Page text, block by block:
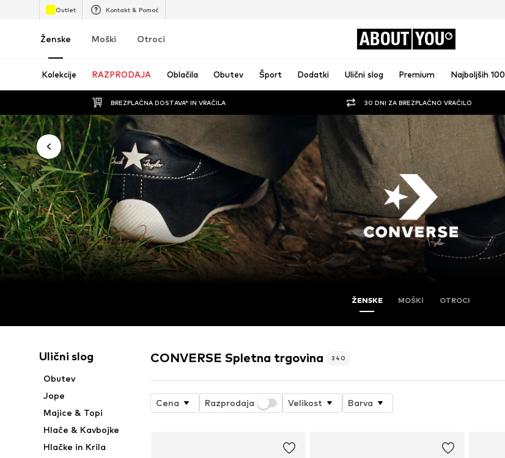
Outlet Kontakt & Pomoč
Ženske Moški Otroci ABOUT YOU
Kolekcije RAZPRODAJA Oblačila Obutev Šport Dodatki Ulični slog Premium Najboljših 100
BREZPLAČNA DOSTAVA* IN VRAČILA 30 DNI ZA BREZPLAČNO VRAČILO
ŽENSKE MOŠKI OTROCI
Ulični slog
Obutev
Jope
Majice & Topi
Hlače & Kavbojke
Hlačke in Krila
CONVERSE Spletna trgovina 340
Cena Razprodaja Velikost Barva